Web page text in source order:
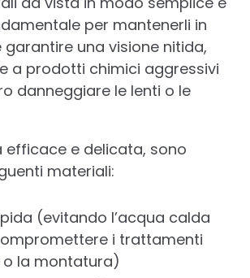
per mantenerli in
una visione nitida,
a prodotti chimici aggressivi
danneggiare le lenti o le
efficace e delicata, sono
materiali:
(evitando l’acqua calda
i trattamenti
o la montatura)